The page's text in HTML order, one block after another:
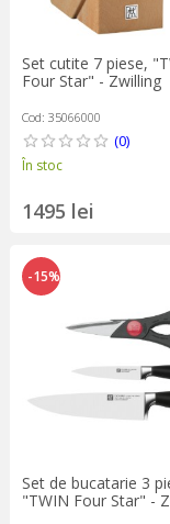
Set cutite 7 piese,
Four Star" - Zwilling
Cod: 35066000
(0)
În stoc
1495 lei
-15%
Set de bucatarie 3
"TWIN Four Star" -